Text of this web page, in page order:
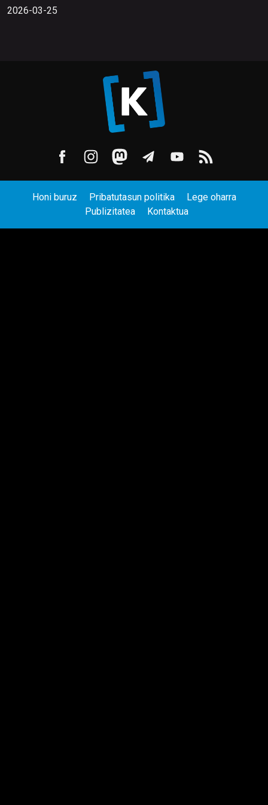
2026-03-25
Honi buruz Pribatutasun politika
Lege oharra
Publizitatea
Kontaktua